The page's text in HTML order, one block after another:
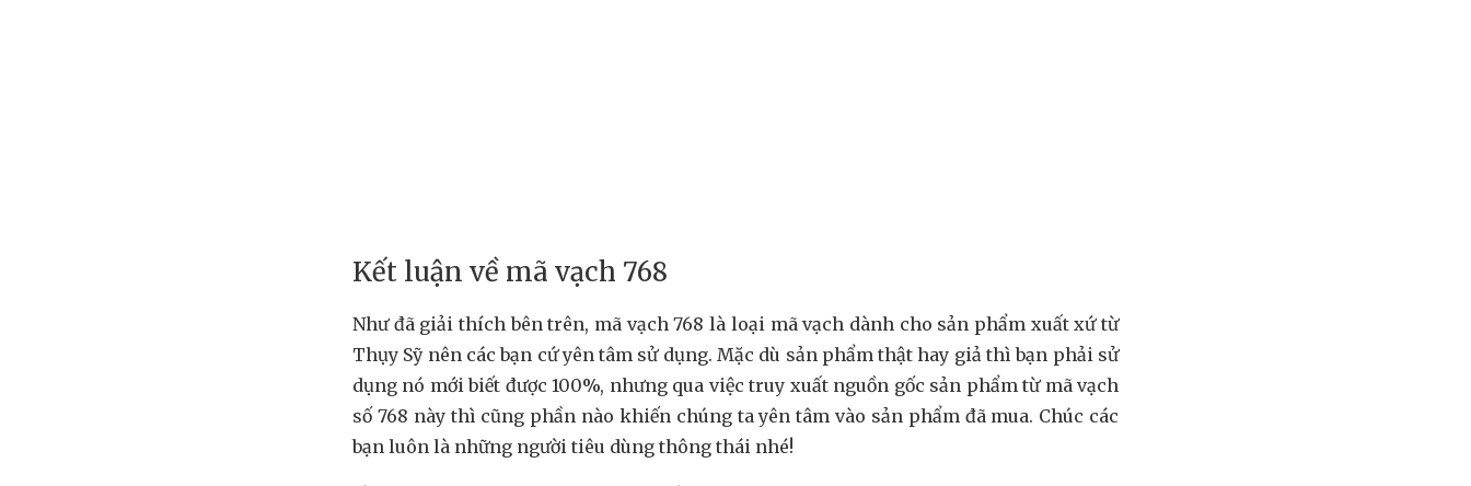
Kết luận về mã vạch 768
Như đã giải thích bên trên, mã vạch 768 là loại mã vạch dành cho sản phẩm xuất xứ từ
Thụy Sỹ nên các bạn cứ yên tâm sử dụng. Mặc dù sản phẩm thật hay giả thì bạn phải sử
dụng nó mới biết được 100%, nhưng qua việc truy xuất nguồn gốc sản phẩm từ mã vạch
số 768 này thì cũng phần nào khiến chúng ta yên tâm vào sản phẩm đã mua. Chúc các
bạn luôn là những người tiêu dùng thông thái nhé!